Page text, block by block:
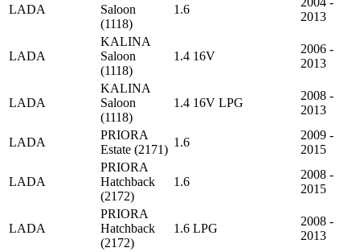
LADA
Saloon
(1118)
1.6
2013
LADA
KALINA
Saloon
(1118)
1.4 16V
2006 -
2013
LADA
KALINA
Saloon
(1118)
1.4 16V LPG
2008 -
2013
LADA
PRIORA
Estate (2171)
1.6
2009 -
2015
LADA
PRIORA
Hatchback
(2172)
1.6
2008 -
2015
LADA
PRIORA
Hatchback
(2172)
1.6 LPG
2008 -
2013